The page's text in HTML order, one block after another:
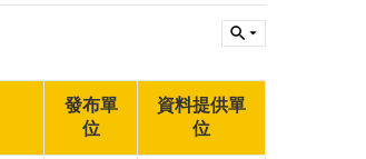
發布單
位
資料提供單
位